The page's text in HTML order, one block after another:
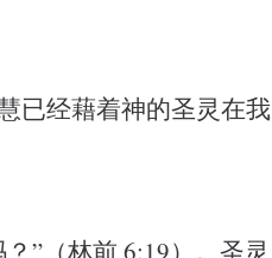
已经藉着神的圣灵在我
”（林前 6:19）。圣灵